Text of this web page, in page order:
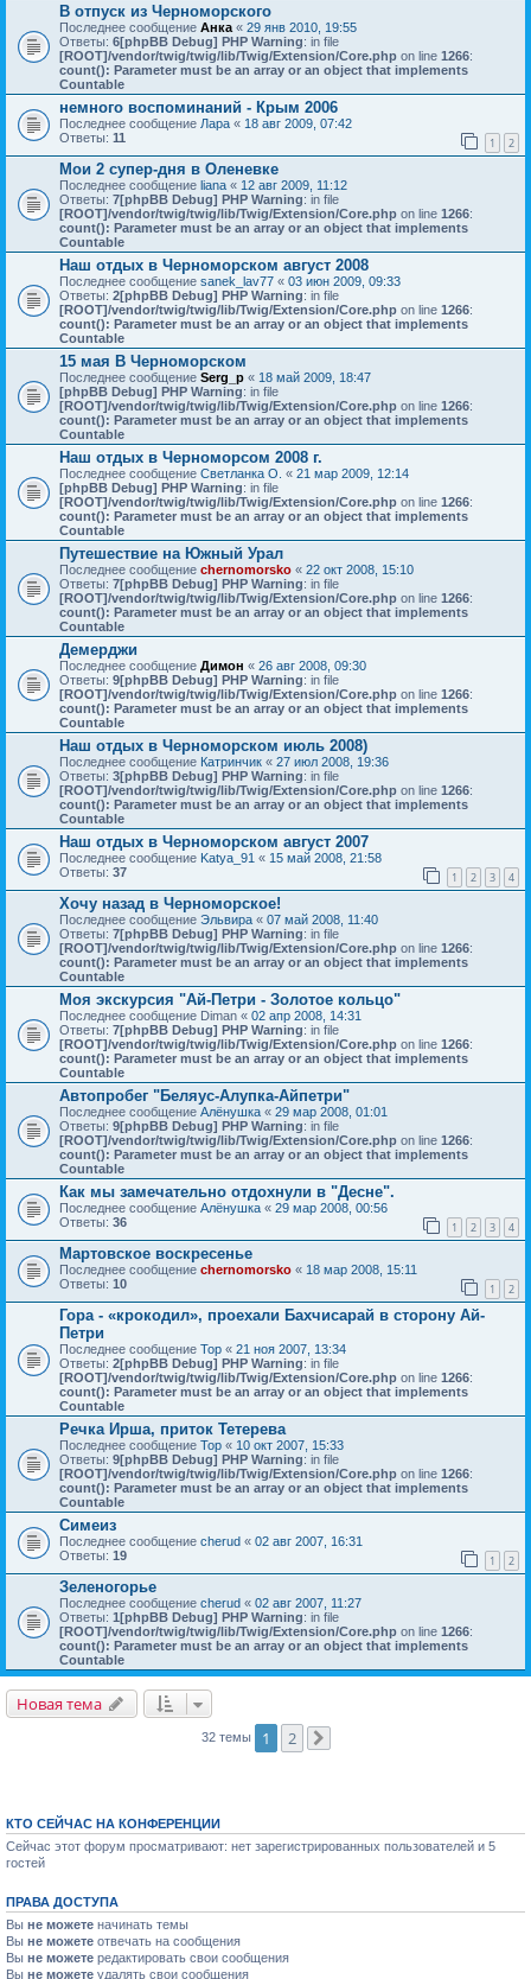
В отпуск из Черноморского
Последнее сообщение Анка « 29 янв 2010, 19:55
Ответы: 6[phpBB Debug] PHP Warning: in file
[ROOT]/vendor/twig/twig/lib/Twig/Extension/Core.php on line 1266:
count(): Parameter must be an array or an object that implements
Countable
немного воспоминаний - Крым 2006
Последнее сообщение Лара « 18 авг 2009, 07:42
Ответы: 11 1 2
Мои 2 супер-дня в Оленевке
Последнее сообщение liana « 12 авг 2009, 11:12
Ответы: 7[phpBB Debug] PHP Warning: in file
[ROOT]/vendor/twig/twig/lib/Twig/Extension/Core.php on line 1266:
count(): Parameter must be an array or an object that implements
Countable
Наш отдых в Черноморском август 2008
Последнее сообщение sanek_lav77 « 03 июн 2009, 09:33
Ответы: 2[phpBB Debug] PHP Warning: in file
[ROOT]/vendor/twig/twig/lib/Twig/Extension/Core.php on line 1266:
count(): Parameter must be an array or an object that implements
Countable
15 мая В Черноморском
Последнее сообщение Serg_p « 18 май 2009, 18:47
[phpBB Debug] PHP Warning: in file
[ROOT]/vendor/twig/twig/lib/Twig/Extension/Core.php on line 1266:
count(): Parameter must be an array or an object that implements
Countable
Наш отдых в Черноморсом 2008 г.
Последнее сообщение Светланка О. « 21 мар 2009, 12:14
[phpBB Debug] PHP Warning: in file
[ROOT]/vendor/twig/twig/lib/Twig/Extension/Core.php on line 1266:
count(): Parameter must be an array or an object that implements
Countable
Путешествие на Южный Урал
Последнее сообщение chernomorsko « 22 окт 2008, 15:10
Ответы: 7[phpBB Debug] PHP Warning: in file
[ROOT]/vendor/twig/twig/lib/Twig/Extension/Core.php on line 1266:
count(): Parameter must be an array or an object that implements
Countable
Демерджи
Последнее сообщение Димон « 26 авг 2008, 09:30
Ответы: 9[phpBB Debug] PHP Warning: in file
[ROOT]/vendor/twig/twig/lib/Twig/Extension/Core.php on line 1266:
count(): Parameter must be an array or an object that implements
Countable
Наш отдых в Черноморском июль 2008)
Последнее сообщение Катринчик « 27 июл 2008, 19:36
Ответы: 3[phpBB Debug] PHP Warning: in file
[ROOT]/vendor/twig/twig/lib/Twig/Extension/Core.php on line 1266:
count(): Parameter must be an array or an object that implements
Countable
Наш отдых в Черноморском август 2007
Последнее сообщение Katya_91 « 15 май 2008, 21:58
Ответы: 37 1 2 3 4
Хочу назад в Черноморское!
Последнее сообщение Эльвира « 07 май 2008, 11:40
Ответы: 7[phpBB Debug] PHP Warning: in file
[ROOT]/vendor/twig/twig/lib/Twig/Extension/Core.php on line 1266:
count(): Parameter must be an array or an object that implements
Countable
Моя экскурсия "Ай-Петри - Золотое кольцо"
Последнее сообщение Diman « 02 апр 2008, 14:31
Ответы: 7[phpBB Debug] PHP Warning: in file
[ROOT]/vendor/twig/twig/lib/Twig/Extension/Core.php on line 1266:
count(): Parameter must be an array or an object that implements
Countable
Автопробег "Беляус-Алупка-Айпетри"
Последнее сообщение Алёнушка « 29 мар 2008, 01:01
Ответы: 9[phpBB Debug] PHP Warning: in file
[ROOT]/vendor/twig/twig/lib/Twig/Extension/Core.php on line 1266:
count(): Parameter must be an array or an object that implements
Countable
Как мы замечательно отдохнули в "Десне".
Последнее сообщение Алёнушка « 29 мар 2008, 00:56
Ответы: 36 1 2 3 4
Мартовское воскресенье
Последнее сообщение chernomorsko « 18 мар 2008, 15:11
Ответы: 10 1 2
Гора - «крокодил», проехали Бахчисарай в сторону Ай-
Петри
Последнее сообщение Тор « 21 ноя 2007, 13:34
Ответы: 2[phpBB Debug] PHP Warning: in file
[ROOT]/vendor/twig/twig/lib/Twig/Extension/Core.php on line 1266:
count(): Parameter must be an array or an object that implements
Countable
Речка Ирша, приток Тетерева
Последнее сообщение Тор « 10 окт 2007, 15:33
Ответы: 9[phpBB Debug] PHP Warning: in file
[ROOT]/vendor/twig/twig/lib/Twig/Extension/Core.php on line 1266:
count(): Parameter must be an array or an object that implements
Countable
Симеиз
Последнее сообщение cherud « 02 авг 2007, 16:31
Ответы: 19 1 2
Зеленогорье
Последнее сообщение cherud « 02 авг 2007, 11:27
Ответы: 1[phpBB Debug] PHP Warning: in file
[ROOT]/vendor/twig/twig/lib/Twig/Extension/Core.php on line 1266:
count(): Parameter must be an array or an object that implements
Countable
Новая тема
32 темы 1 2
КТО СЕЙЧАС НА КОНФЕРЕНЦИИ
Сейчас этот форум просматривают: нет зарегистрированных пользователей и 5
гостей
ПРАВА ДОСТУПА
Вы не можете начинать темы
Вы не можете отвечать на сообщения
Вы не можете редактировать свои сообщения
Вы не можете удалять свои сообщения